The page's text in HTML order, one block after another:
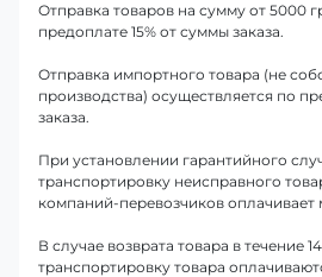
Отправка товаров на сумму от 5000
предоплате 15% от суммы заказа.
Отправка импортного товара (не
производства) осуществляется по
заказа.
При установлении гарантийного
транспортировку неисправного
компаний-перевозчиков оплачивает
В случае возврата товара в течение
транспортировку товара